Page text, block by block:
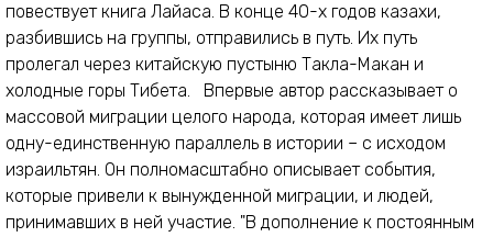
повествует книга Лайаса. В конце 40-х годов казахи,
разбившись на группы, отправились в путь. Их путь
пролегал через китайскую пустыню Такла-Макан и
холодные горы Тибета. Впервые автор рассказывает о
массовой миграции целого народа, которая имеет лишь
одну-единственную параллель в истории – с исходом
израильтян. Он полномасштабно описывает события,
которые привели к вынужденной миграции, и людей,
принимавших в ней участие. "В дополнение к постоянным